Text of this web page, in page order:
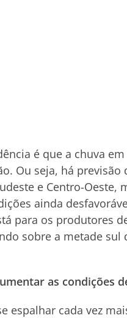
é que a chuva
Ou seja, há
e Centro-Oeste,
ainda
para os produtores
sobre a metade
as condições
espalhar cada vez